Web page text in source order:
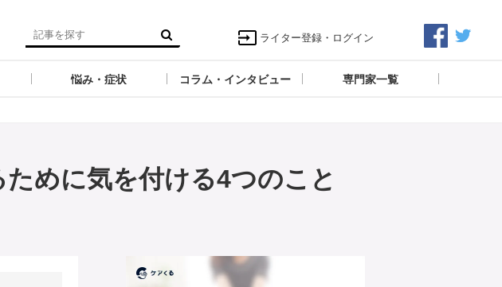
ライター登録・ログイン
悩み・症状 コラム・インタビュー 専門家一覧
めに気を付ける4つのこと